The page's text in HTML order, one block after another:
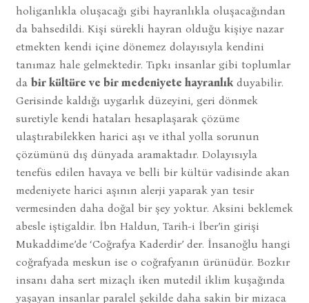
holiganlıkla oluşacağı gibi hayranlıkla oluşacağından
da bahsedildi. Kişi sürekli hayran olduğu kişiye nazar
etmekten kendi içine dönemez dolayısıyla kendini
tanımaz hale gelmektedir. Tıpkı insanlar gibi toplumlar
da bir kültüre ve bir medeniyete hayranlıkduyabilir.
Gerisinde kaldığı uygarlık düzeyini, geri dönmek
suretiyle kendi hataları hesaplaşarak çözüme
ulaştırabilekken harici aşı ve ithal yolla sorunun
çözümünü dış dünyada aramaktadır. Dolayısıyla
tenefüs edilen havaya ve belli bir kültür vadisinde akan
medeniyete harici aşının alerji yaparak yan tesir
vermesinden daha doğal bir şey yoktur. Aksini beklemek
abesle iştigaldir. İbn Haldun, Tarih-i İber’in girişi
Mukaddime’de ‘Coğrafya Kaderdir’ der. İnsanoğlu hangi
coğrafyada meskun ise o coğrafyanın ürünüdür. Bozkır
insanı daha sert mizaçlı iken mutedil iklim kuşağında
yaşayan insanlar paralel şekilde daha sakin bir mizaca